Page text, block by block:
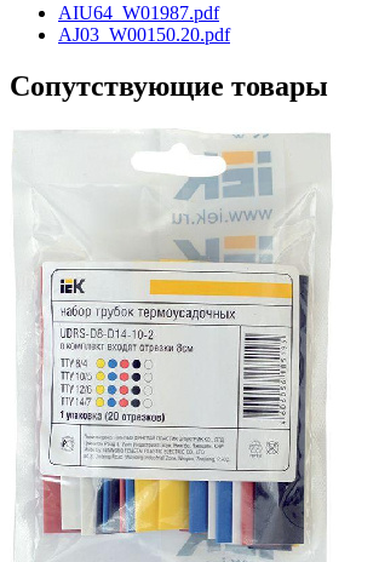
AIU64_W01987.pdf
AJ03_W00150.20.pdf
Сопутствующие товары